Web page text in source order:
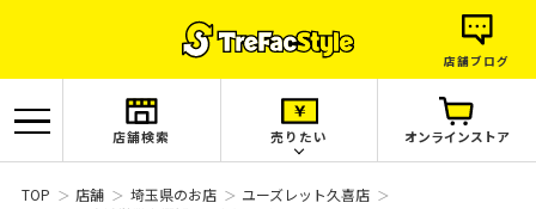
店舗ブログ
店舗検索 売りたい オンラインストア
TOP 店舗 埼玉県のお店
ユーズレット久喜店